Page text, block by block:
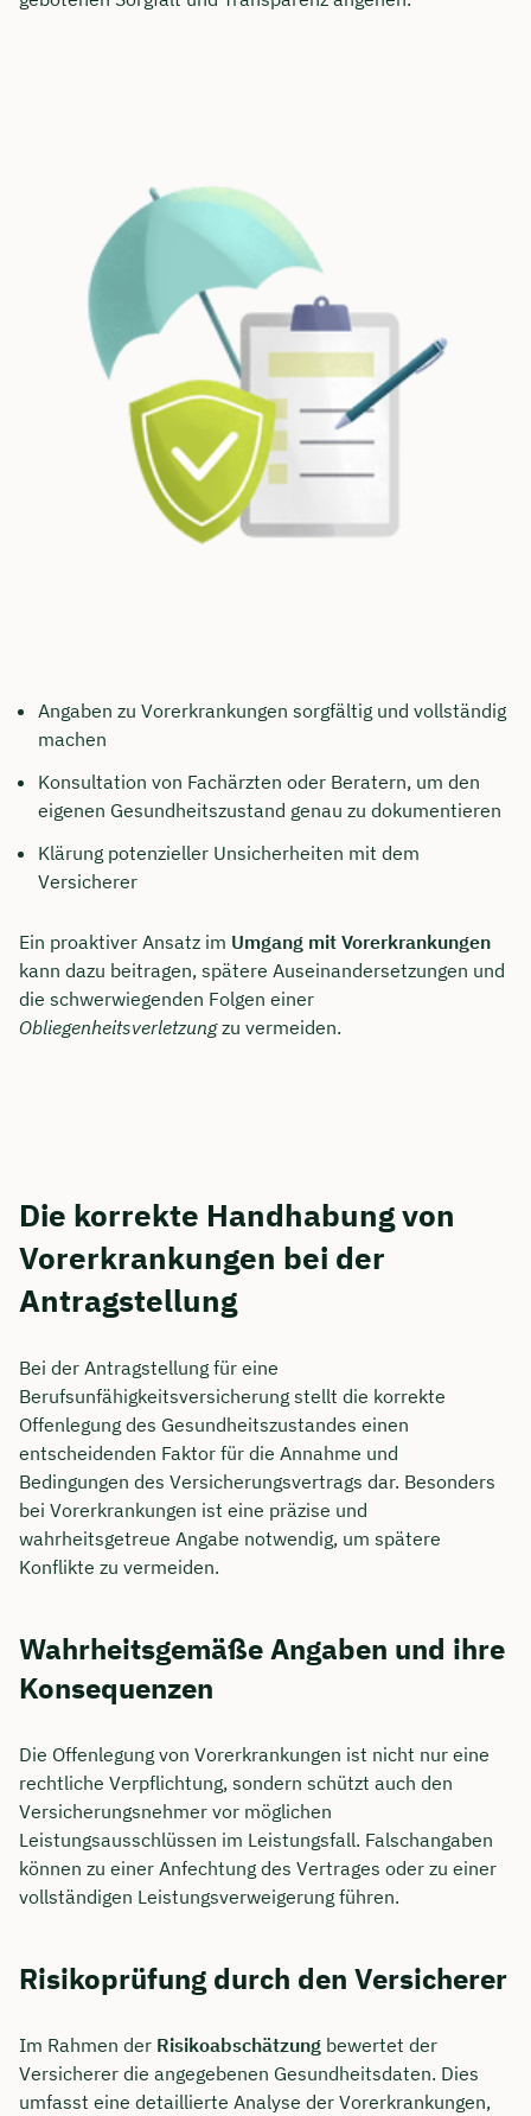
Angaben zu Vorerkrankungen sorgfältig und vollständig
machen
Konsultation von Fachärzten oder Beratern, um den
eigenen Gesundheitszustand genau zu dokumentieren
Klärung potenzieller Unsicherheiten mit dem
Versicherer
Ein proaktiver Ansatz im Umgang mit Vorerkrankungen
kann dazu beitragen, spätere Auseinandersetzungen und
die schwerwiegenden Folgen einer
Obliegenheitsverletzungzu vermeiden.
Die korrekte Handhabung von
Vorerkrankungen bei der
Antragstellung
Bei der Antragstellung für eine
Berufsunfähigkeitsversicherung stellt die korrekte
Offenlegung des Gesundheitszustandes einen
entscheidenden Faktor für die Annahme und
Bedingungen des Versicherungsvertrags dar. Besonders
bei Vorerkrankungen ist eine präzise und
wahrheitsgetreue Angabe notwendig, um spätere
Konflikte zu vermeiden.
Wahrheitsgemäße Angaben und ihre
Konsequenzen
Die Offenlegung von Vorerkrankungen ist nicht nur eine
rechtliche Verpflichtung, sondern schützt auch den
Versicherungsnehmer vor möglichen
Leistungsausschlüssen im Leistungsfall. Falschangaben
können zu einer Anfechtung des Vertrages oder zu einer
vollständigen Leistungsverweigerung führen.
Risikoprüfung durch den Versicherer
Im Rahmen der Risikoabschätzung bewertet der
Versicherer die angegebenen Gesundheitsdaten. Dies
umfasst eine detaillierte Analyse der Vorerkrankungen,